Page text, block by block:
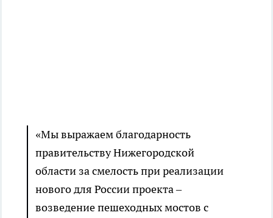
«Мы выражаем благодарность
правительству Нижегородской
области за смелость при реализации
нового для России проекта –
возведение пешеходных мостов с